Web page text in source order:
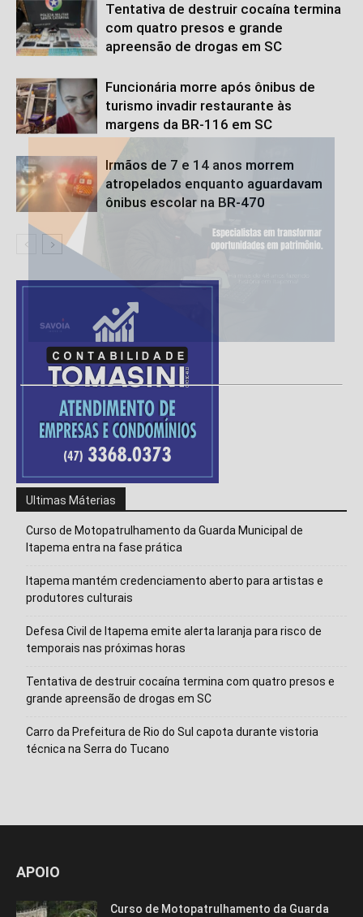
Tentativa de destruir cocaína termina
com quatro presos e grande
apreensão de drogas em SC
Funcionária morre após ônibus de
turismo invadir restaurante às
margens da BR-116 em SC
Irmãos de 7 e 14 anos morrem
atropelados enquanto aguardavam
ônibus escolar na BR-470
Ultimas Máterias
Curso de Motopatrulhamento da Guarda Municipal de
Itapema entra na fase prática
Itapema mantém credenciamento aberto para artistas e
produtores culturais
Defesa Civil de Itapema emite alerta laranja para risco de
temporais nas próximas horas
Tentativa de destruir cocaína termina com quatro presos e
grande apreensão de drogas em SC
Carro da Prefeitura de Rio do Sul capota durante vistoria
técnica na Serra do Tucano
APOIO
Curso de Motopatrulhamento da Guarda
Isso vai fechar em14segundos